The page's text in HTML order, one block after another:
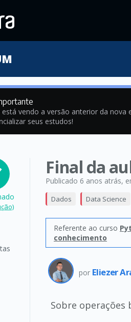
está vendo a versão anterior da nova
seus estudos!
Final da
Publicado 6 anos atrás,
Dados Data Science
Referente ao curso
conhecimento
por Eliezer
Sobre